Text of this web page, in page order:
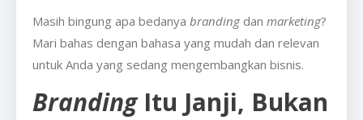
Masih bingung apa bedanya branding dan marketing?
Mari bahas dengan bahasa yang mudah dan relevan
untuk Anda yang sedang mengembangkan bisnis.
Branding Itu Janji, Bukan